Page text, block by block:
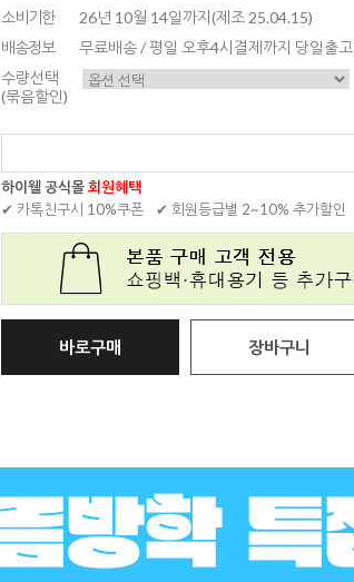
소비기한
26년 10월 14일까지(제조 25.04.15)
배송정보
무료배송 / 평일 오후4시결제까지 당일출고
수량선택
(묶음할인)
하이웰 공식몰회원혜택
✔ 카톡친구시 10%쿠폰
✔ 회원등급별 2~10% 추가할인
바로구매 장바구니